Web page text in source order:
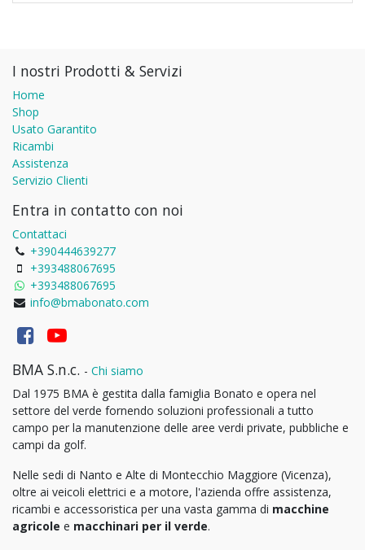
I nostri Prodotti & Servizi
Home
Shop
Usato Garantito
Ricambi
Assistenza
Servizio Clienti
Entra in contatto con noi
Contattaci
+390444639277
+393488067695
+393488067695
info@bmabonato.com
BMA S.n.c. - Chi siamo
Dal 1975 BMA è gestita dalla famiglia Bonato e opera nel
settore del verde fornendo soluzioni professionali a tutto
campo per la manutenzione delle aree verdi private, pubbliche e
campi da golf.
Nelle sedi di Nanto e Alte di Montecchio Maggiore (Vicenza),
oltre ai veicoli elettrici e a motore, l'azienda offre assistenza,
ricambi e accessoristica per una vasta gamma di macchine
agricole e macchinari per il verde.